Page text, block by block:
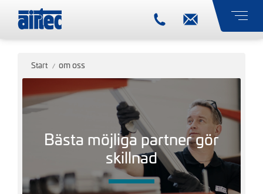
Start om oss
Bästa möjliga partner gör
skillnad